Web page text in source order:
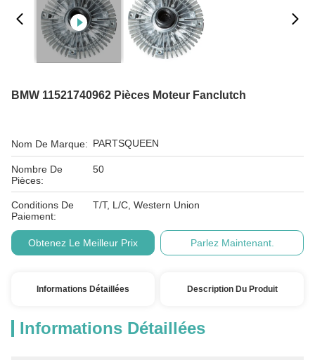
BMW 11521740962 Pièces Moteur Fanclutch
Nom De Marque: PARTSQUEEN
Nombre De
Pièces:
50
Conditions De
Paiement:
T/T, L/C, Western Union
Obtenez Le Meilleur Prix Parlez Maintenant.
Informations Détaillées Description Du Produit
Informations Détaillées